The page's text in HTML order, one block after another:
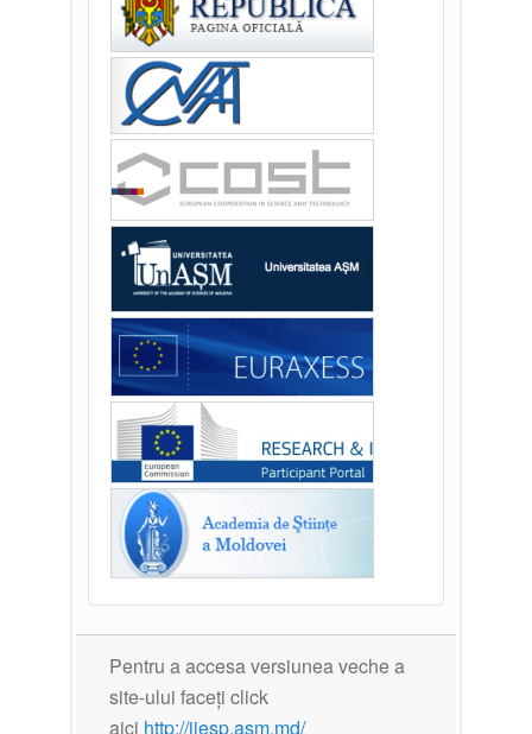
Pentru a accesa versiunea veche a
site-ului faceți click
aici http://iiesp.asm.md/